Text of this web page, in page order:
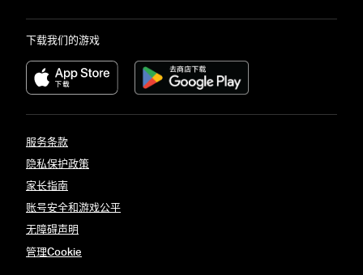
下载我们的游戏
服务条款
隐私保护政策
家长指南
账号安全和游戏公平
无障碍声明
管理Cookie